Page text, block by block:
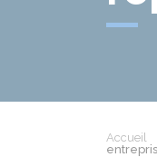
Accueil